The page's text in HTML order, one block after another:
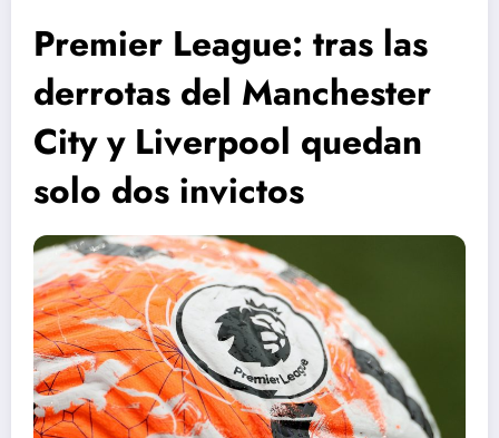
Premier League: tras las
derrotas del Manchester
City y Liverpool quedan
solo dos invictos